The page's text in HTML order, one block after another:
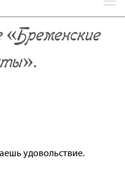
«Бременские
удовольствие.